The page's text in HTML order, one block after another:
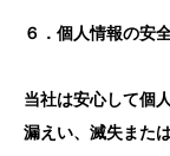
６．個人情報の安
当社は安心して個
漏えい、滅失また